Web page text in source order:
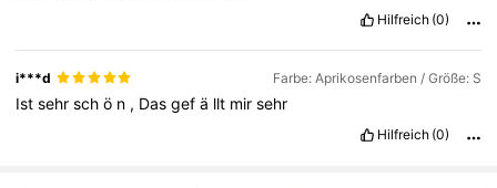
Hilfreich (0)
i***d Farbe: Aprikosenfarben / Größe: S
Istsehrschö n , Dasgefä llt mirsehr
Hilfreich (0)